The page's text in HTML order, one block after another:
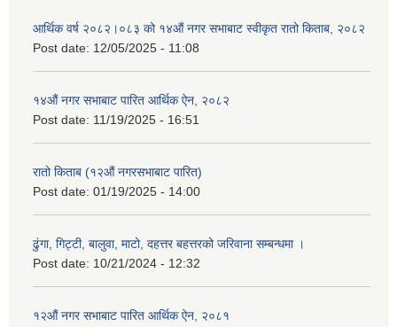
आर्थिक वर्ष २०८२।०८३ को १४औं नगर सभाबाट स्वीकृत रातो किताब, २०८२
Post date: 12/05/2025 - 11:08
१४औं नगर सभाबाट पारित आर्थिक ऐन, २०८२
Post date: 11/19/2025 - 16:51
रातो किताब (१२औं नगरसभाबाट पारित)
Post date: 01/19/2025 - 14:00
ढुंगा, गिट्टी, बालुवा, माटो, दहत्तर बहत्तरको जरिवाना सम्बन्धमा ।
Post date: 10/21/2024 - 12:32
१२औं नगर सभाबाट पारित आर्थिक ऐन, २०८१